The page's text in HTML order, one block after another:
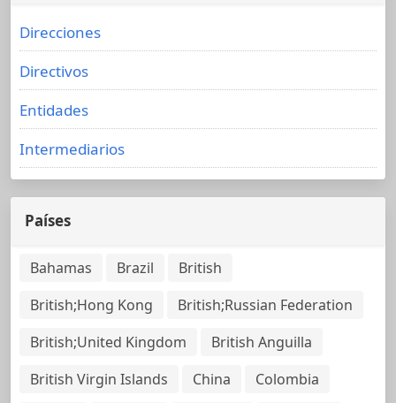
Direcciones
Directivos
Entidades
Intermediarios
Países
Bahamas Brazil
British
British;Hong Kong
British;Russian Federation
British;United Kingdom
British Anguilla
British Virgin Islands
China
Colombia